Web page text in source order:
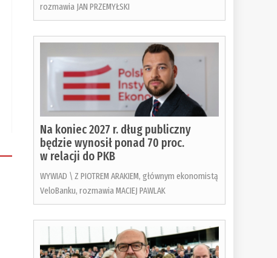
rozmawia JAN PRZEMYŁSKI
Na koniec 2027 r. dług publiczny
będzie wynosił ponad 70 proc.
w relacji do PKB
WYWIAD \ Z PIOTREM ARAKIEM, głównym ekonomistą
VeloBanku, rozmawia MACIEJ PAWLAK